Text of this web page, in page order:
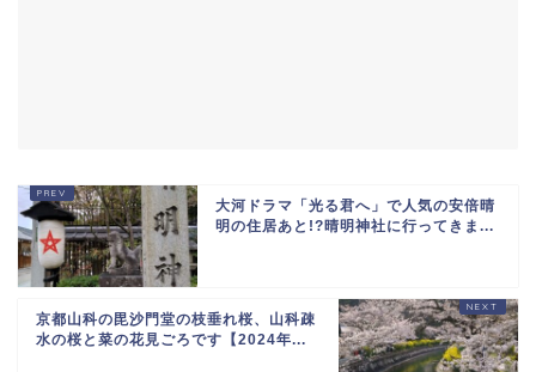
大河ドラマ「光る君へ」で人気の安倍晴
明の住居あと!?晴明神社に行ってきま...
京都山科の毘沙門堂の枝垂れ桜、山科疎
水の桜と菜の花見ごろです【2024年...